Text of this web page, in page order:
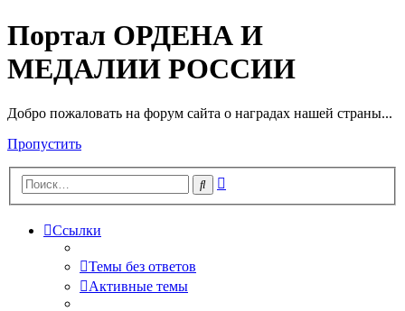
Портал ОРДЕНА И
МЕДАЛИИ РОССИИ
Добро пожаловать на форум сайта о наградах нашей страны...
Пропустить
Поиск
Ссылки
Темы без ответов
Активные темы